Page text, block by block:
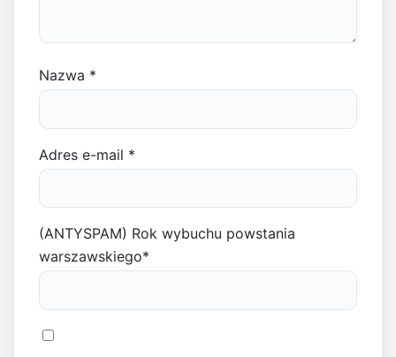
Nazwa *
Adres e-mail *
(ANTYSPAM) Rok wybuchu powstania
warszawskiego*